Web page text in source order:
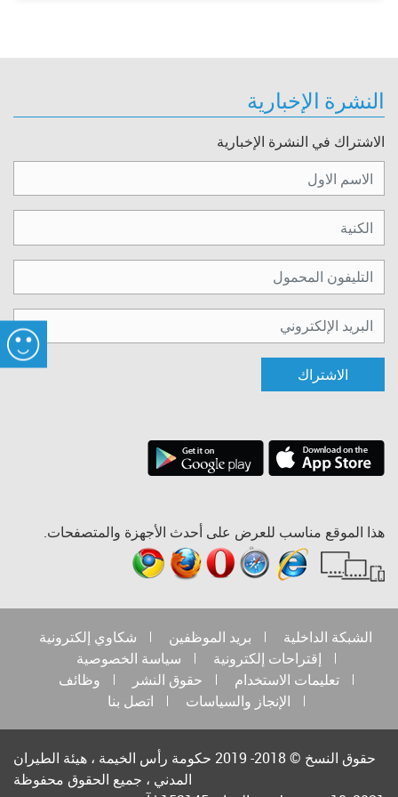
النشرة الإخبارية
الاشتراك في النشرة الإخبارية
الاشتراك
هذا الموقع مناسب للعرض على أحدث الأجهزة والمتصفحات.
الشبكة الداخلية بريد الموظفين
شكاوي إلكترونية
إقتراحات إلكترونية
سياسة الخصوصية
تعليمات الاستخدام
حقوق النشر
وظائف
الإنجاز والسياسات
اتصل بنا
حقوق النسخ © 2018- 2019 حكومة رأس الخيمة ، هيئة الطيران
المدني ، جميع الحقوق محفوظة